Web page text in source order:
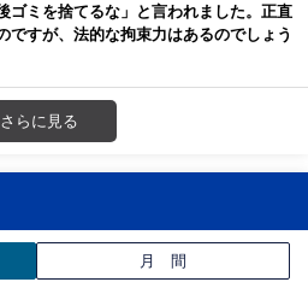
ゴミを捨てるな」と言われました。正直
ですが、法的な拘束力はあるのでしょう
さらに見る
月 間